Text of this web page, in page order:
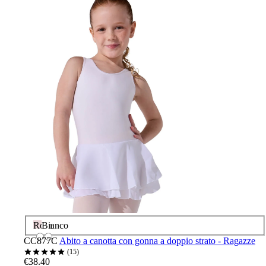
RosaBianco
CC877C Abito a canotta con gonna a doppio strato - Ragazze
15
€38.40